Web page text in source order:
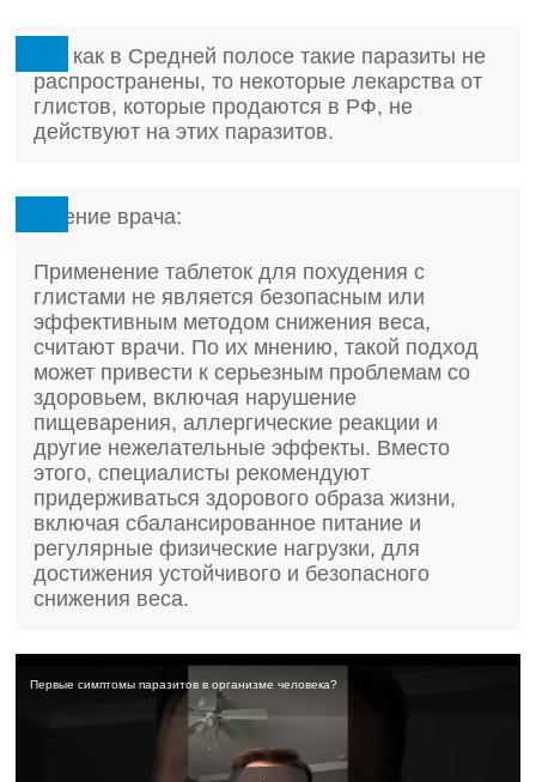
Так как в Средней полосе такие паразиты не
распространены, то некоторые лекарства от
глистов, которые продаются в РФ, не
действуют на этих паразитов.
Мнение врача:
Применение таблеток для похудения с
глистами не является безопасным или
эффективным методом снижения веса,
считают врачи. По их мнению, такой подход
может привести к серьезным проблемам со
здоровьем, включая нарушение
пищеварения, аллергические реакции и
другие нежелательные эффекты. Вместо
этого, специалисты рекомендуют
придерживаться здорового образа жизни,
включая сбалансированное питание и
регулярные физические нагрузки, для
достижения устойчивого и безопасного
снижения веса.
Первые симптомы паразитов в организме человека?